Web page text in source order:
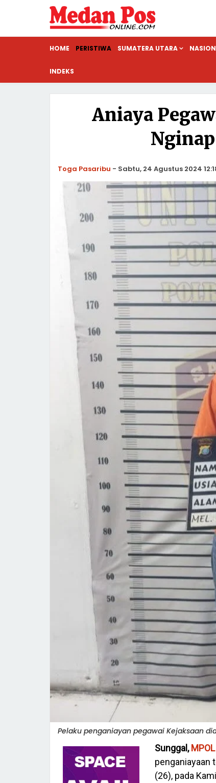
HOME PERISTIWA SUMATERA UTARA
INDEKS
Aniaya
Toga Pasaribu - Sabtu, 24 Agustus 2024
Pelaku penganiayan pegawai Kejaksaan
Sunggal,MPOL
penganiayaan
(26), pada